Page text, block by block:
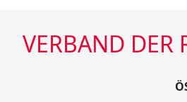
VERBAND DER